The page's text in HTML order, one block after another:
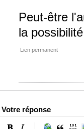
Peut-être
la
Lien permanent
Votre réponse